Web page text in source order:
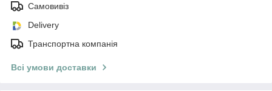
Самовивіз
Delivery
Транспортна компанія
Всі умови доставки